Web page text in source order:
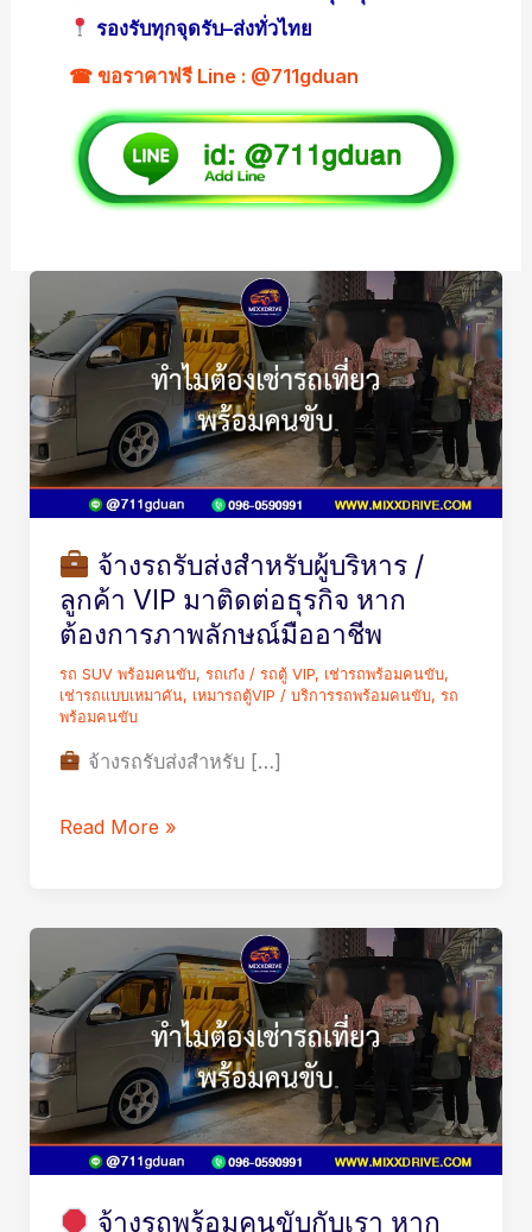
รองรับทุกจุดรับ–ส่งทั่วไทย
☎ ขอราคาฟรี Line : @711gduan
จ้างรถรับส่งสำหรับผู้บริหาร /
ลูกค้า VIP มาติดต่อธุรกิจ หาก
ต้องการภาพลักษณ์มืออาชีพ
รถ SUV พร้อมคนขับ, รถเก๋ง / รถตู้ VIP, เช่ารถพร้อมคนขับ,
เช่ารถแบบเหมาคัน, เหมารถตู้VIP / บริการรถพร้อมคนขับ, รถ
พร้อมคนขับ
จ้างรถรับส่งสำหรับ […]
จ้าง
รถ
รับ
สำหรับ
/
ลูกค้า
VIP
มา
ติดต่อ
ธุรกิจ
ต้องการ
มือ
อาชีพ
Read More »
จ้างรถพร้อมคนขับกับเรา หาก
จ้าง
รถ
พร้อม
ขับ